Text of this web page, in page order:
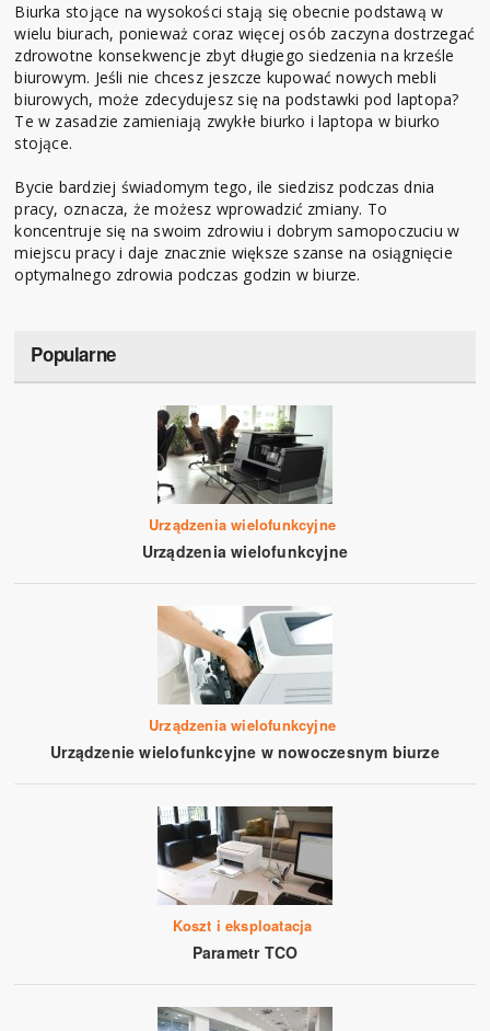
Biurka stojące na wysokości stają się obecnie podstawą w
wielu biurach, ponieważ coraz więcej osób zaczyna dostrzegać
zdrowotne konsekwencje zbyt długiego siedzenia na krześle
biurowym. Jeśli nie chcesz jeszcze kupować nowych mebli
biurowych, może zdecydujesz się na podstawki pod laptopa?
Te w zasadzie zamieniają zwykłe biurko i laptopa w biurko
stojące.
Bycie bardziej świadomym tego, ile siedzisz podczas dnia
pracy, oznacza, że możesz wprowadzić zmiany. To
koncentruje się na swoim zdrowiu i dobrym samopoczuciu w
miejscu pracy i daje znacznie większe szanse na osiągnięcie
optymalnego zdrowia podczas godzin w biurze.
Popularne
Urządzenia wielofunkcyjne
Urządzenia wielofunkcyjne
Urządzenia wielofunkcyjne
Urządzenie wielofunkcyjne w nowoczesnym biurze
Koszt i eksploatacja
Parametr TCO